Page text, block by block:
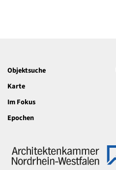
Objektsuche
Karte
Im Fokus
Epochen